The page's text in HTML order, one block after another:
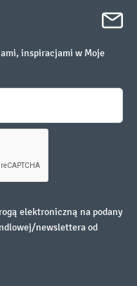
inspiracjami w Moje
elektroniczną na podany
newslettera od